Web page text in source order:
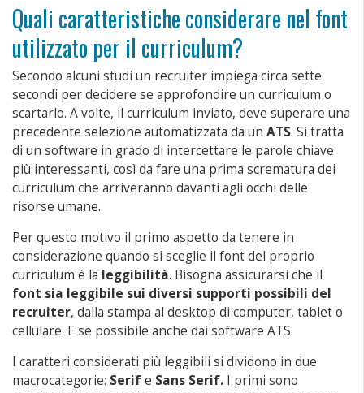
Quali caratteristiche considerare nel font
utilizzato per il curriculum?
Secondo alcuni studi un recruiter impiega circa sette
secondi per decidere se approfondire un curriculum o
scartarlo. A volte, il curriculum inviato, deve superare una
precedente selezione automatizzata da un ATS. Si tratta
di un software in grado di intercettare le parole chiave
più interessanti, così da fare una prima scrematura dei
curriculum che arriveranno davanti agli occhi delle
risorse umane.
Per questo motivo il primo aspetto da tenere in
considerazione quando si sceglie il font del proprio
curriculum è la leggibilità. Bisogna assicurarsi che il
font sia leggibile sui diversi supporti possibili del
recruiter, dalla stampa al desktop di computer, tablet o
cellulare. E se possibile anche dai software ATS.
I caratteri considerati più leggibili si dividono in due
macrocategorie: Serife Sans Serif. I primi sono